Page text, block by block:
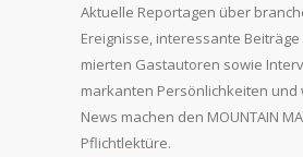
Aktuelle Reportagen über
Ereignisse, interessante
mierten Gastautoren sowie
markanten Persönlichkeiten und
News machen den MOUNTAIN
Pflichtlektüre.